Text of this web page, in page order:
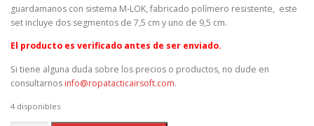
guardamanos con sistema M-LOK, fabricado polímero resistente, este
set incluye dos segmentos de 7,5 cm y uno de 9,5 cm.
El producto es verificado antes de ser enviado.
Si tiene alguna duda sobre los precios o productos, no dude en
consultarnos info@ropatacticairsoft.com.
4 disponibles